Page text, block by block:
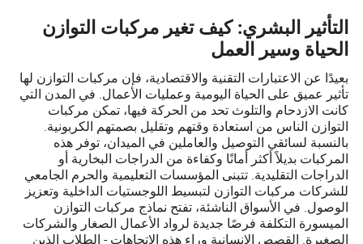
التأثير البشري: كيف تغير مركبات التوازن
الحياة وسير العمل
بعيدًا عن الاعتبارات التقنية والاقتصادية، فإن مركبات التوازن لها
تأثير عميق على الحياة اليومية وعمليات الأعمال. في المدن التي
كانت الازدحام والتلوث تحد من الحركة فيها، تمكن مركبات
التوازن الناس من استعادة وقتهم وتقليل بصمتهم الكربونية.
بالنسبة لسائقي التوصيل والعاملين في الميدان، توفر هذه
المركبات بديلاً أكثر أمانًا وكفاءة من الدراجات البخارية أو
الدراجات التقليدية. تتبنى المؤسسات التعليمية والحرم الجامعي
للشركات مركبات التوازن لتبسيط اللوجستيات الداخلية وتعزيز
الوصول. في الأسواق الناشئة، تفتح نماذج مركبات التوازن
الميسورة التكلفة فرصًا جديدة لرواد الأعمال الصغار والشركات
الصغيرة. القصص الإنسانية وراء هذه الاتجاهات - الطلاب الذين